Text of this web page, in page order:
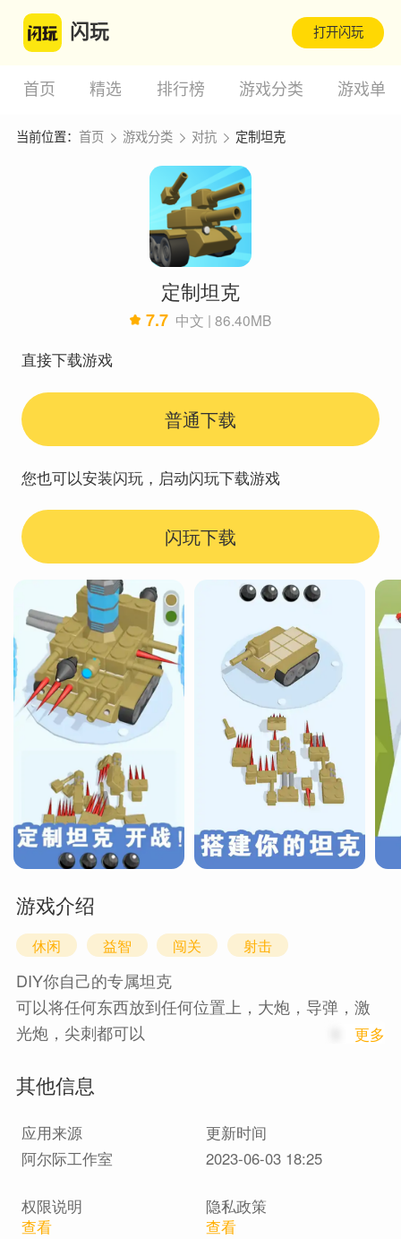
闪玩 打开闪玩
首页 精选 排行榜 游戏分类 游戏单
当前位置： 首页 游戏分类 对抗 定制坦克
定制坦克
7.7 中文 | 86.40MB
直接下载游戏
普通下载
您也可以安装闪玩，启动闪玩下载游戏
闪玩下载
游戏介绍
休闲 益智 闯关 射击
DIY你自己的专属坦克
可以将任何东西放到任何位置上，大炮，导弹，激
光炮，尖刺都可以
件
更多
其他信息
应用来源
更新时间
阿尔际工作室
2023-06-03 18:25
权限说明
查看
隐私政策
查看